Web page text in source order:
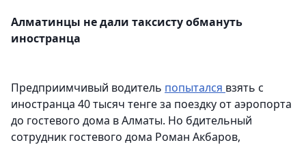
Алматинцы не дали таксисту обмануть
иностранца
Предприимчивый водитель попытался взять с
иностранца 40 тысяч тенге за поездку от аэропорта
до гостевого дома в Алматы. Но бдительный
сотрудник гостевого дома Роман Акбаров,